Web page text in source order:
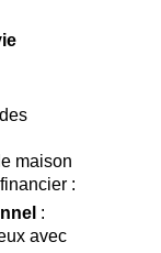
maison
:
:
avec